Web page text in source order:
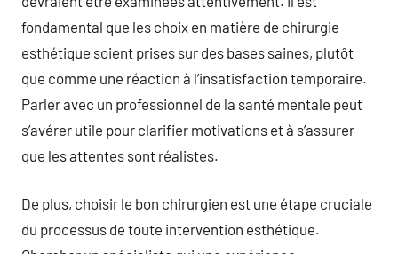
fondamental que les choix en matière de chirurgie
esthétique soient prises sur des bases saines, plutôt
que comme une réaction à l’insatisfaction temporaire.
Parler avec un professionnel de la santé mentale peut
s’avérer utile pour clarifier motivations et à s’assurer
que les attentes sont réalistes.
De plus, choisir le bon chirurgien est une étape cruciale
du processus de toute intervention esthétique.